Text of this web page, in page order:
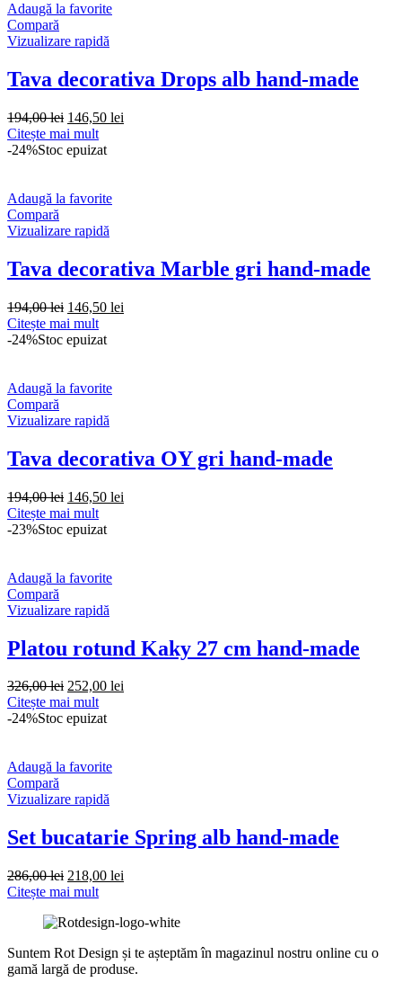
Adaugă la favorite
Compară
Vizualizare rapidă
Tava decorativa Drops alb hand-made
194,00lei Prețul
inițial
a
146,50 lei
Citește mai mult
-24%Stoc epuizat
Adaugă la favorite
Compară
Vizualizare rapidă
Tava decorativa Marble gri hand-made
194,00lei Prețul
inițial
a
146,50 lei
Citește mai mult
-24%Stoc epuizat
Adaugă la favorite
Compară
Vizualizare rapidă
Tava decorativa OY gri hand-made
194,00lei Prețul
inițial
a
146,50 lei
Citește mai mult
-23%Stoc epuizat
Adaugă la favorite
Compară
Vizualizare rapidă
Platou rotund Kaky 27 cm hand-made
326,00lei Prețul
inițial
a
252,00 lei
Citește mai mult
-24%Stoc epuizat
Adaugă la favorite
Compară
Vizualizare rapidă
Set bucatarie Spring alb hand-made
286,00lei Prețul
inițial
fost:
218,00 lei
218,00 lei.
Citește mai mult
Suntem Rot Design și te așteptăm în magazinul nostru online cu o
gamă largă de produse.